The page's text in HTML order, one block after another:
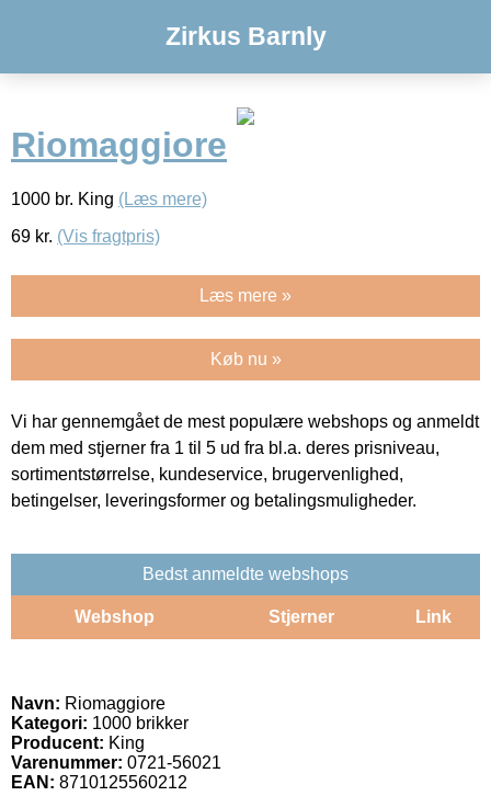
Zirkus Barnly
Riomaggiore
1000 br. King (Læs mere)
69 kr. (Vis fragtpris)
Læs mere »
Køb nu »
Vi har gennemgået de mest populære webshops og anmeldt
dem med stjerner fra 1 til 5 ud fra bl.a. deres prisniveau,
sortimentstørrelse, kundeservice, brugervenlighed,
betingelser, leveringsformer og betalingsmuligheder.
Bedst anmeldte webshops
Webshop Stjerner Link
Navn: Riomaggiore
Kategori: 1000 brikker
Producent: King
Varenummer: 0721-56021
EAN: 8710125560212